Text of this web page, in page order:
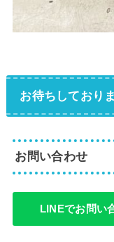
お待ちしており
お問い合わせ
LINEでお問い